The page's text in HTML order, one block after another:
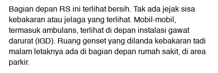
Bagian depan RS ini terlihat bersih. Tak ada jejak sisa
kebakaran atau jelaga yang terlihat. Mobil-mobil,
termasuk ambulans, terlihat di depan instalasi gawat
darurat (IGD). Ruang genset yang dilanda kebakaran tadi
malam letaknya ada di bagian depan rumah sakit, di area
parkir.